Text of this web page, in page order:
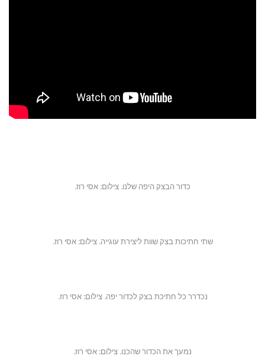
כדור הבצק היפה שלנו. צילום: אסי רוז.
שתי חתיכות בצק שוות ליצירת עוגייה. צילום: אסי רוז.
נכדרר כל חתיכת בצק לכדור יפה. צילום: אסי רוז.
נמעך את הכדור שהכנו. צילום: אסי רוז.